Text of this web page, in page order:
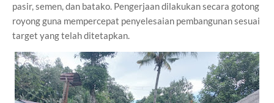
pasir, semen, dan batako. Pengerjaan dilakukan secara gotong
royong guna mempercepat penyelesaian pembangunan sesuai
target yang telah ditetapkan.